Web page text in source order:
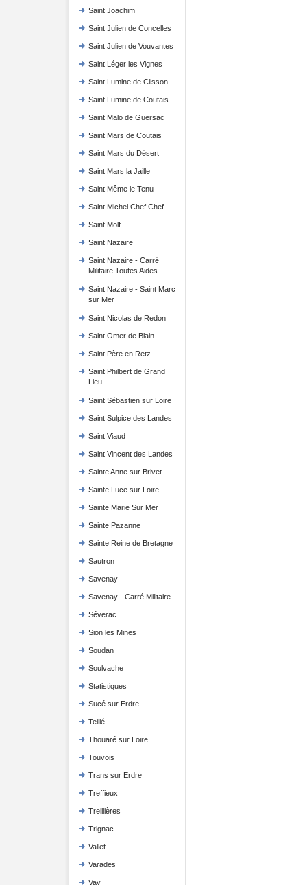
Saint Joachim
Saint Julien de Concelles
Saint Julien de Vouvantes
Saint Léger les Vignes
Saint Lumine de Clisson
Saint Lumine de Coutais
Saint Malo de Guersac
Saint Mars de Coutais
Saint Mars du Désert
Saint Mars la Jaille
Saint Même le Tenu
Saint Michel Chef Chef
Saint Molf
Saint Nazaire
Saint Nazaire - Carré
Militaire Toutes Aides
Saint Nazaire - Saint Marc
sur Mer
Saint Nicolas de Redon
Saint Omer de Blain
Saint Père en Retz
Saint Philbert de Grand
Lieu
Saint Sébastien sur Loire
Saint Sulpice des Landes
Saint Viaud
Saint Vincent des Landes
Sainte Anne sur Brivet
Sainte Luce sur Loire
Sainte Marie Sur Mer
Sainte Pazanne
Sainte Reine de Bretagne
Sautron
Savenay
Savenay - Carré Militaire
Séverac
Sion les Mines
Soudan
Soulvache
Statistiques
Sucé sur Erdre
Teillé
Thouaré sur Loire
Touvois
Trans sur Erdre
Treffieux
Treillières
Trignac
Vallet
Varades
Vay